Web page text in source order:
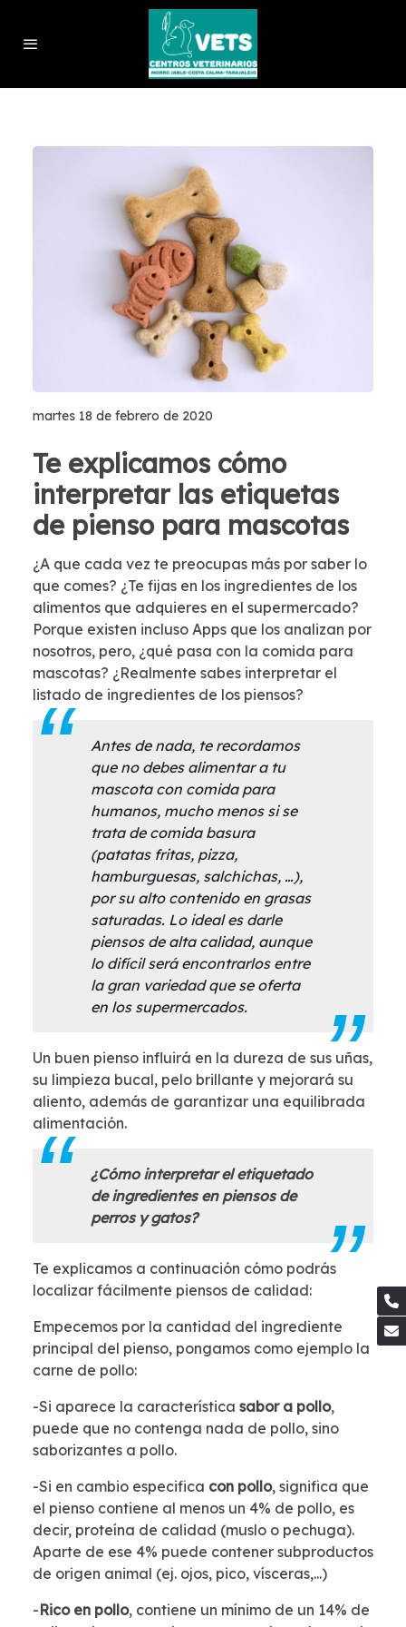
martes 18 de febrero de 2020
Te explicamos cómo
interpretar las etiquetas
de pienso para mascotas
¿A que cada vez te preocupas más por saber lo
que comes? ¿Te fijas en los ingredientes de los
alimentos que adquieres en el supermercado?
Porque existen incluso Apps que los analizan por
nosotros, pero, ¿qué pasa con la comida para
mascotas? ¿Realmente sabes interpretar el
listado de ingredientes de los piensos?
Antes de nada, te recordamos
que no debes alimentar a tu
mascota con comida para
humanos, mucho menos si se
trata de comida basura
(patatas fritas, pizza,
hamburguesas, salchichas, …),
por su alto contenido en grasas
saturadas. Lo ideal es darle
piensos de alta calidad, aunque
lo difícil será encontrarlos entre
la gran variedad que se oferta
en los supermercados.
Un buen pienso influirá en la dureza de sus uñas,
su limpieza bucal, pelo brillante y mejorará su
aliento, además de garantizar una equilibrada
alimentación.
¿Cómo interpretar el etiquetado
de ingredientes en piensos de
perros y gatos?
Te explicamos a continuación cómo podrás
localizar fácilmente piensos de calidad:
Empecemos por la cantidad del ingrediente
principal del pienso, pongamos como ejemplo la
carne de pollo:
-Si aparece la característica sabor a pollo,
puede que no contenga nada de pollo, sino
saborizantes a pollo.
-Si en cambio especifica con pollo, significa que
el pienso contiene al menos un 4% de pollo, es
decir, proteína de calidad (muslo o pechuga).
Aparte de ese 4% puede contener subproductos
de origen animal (ej. ojos, pico, vísceras,...)
-Rico en pollo, contiene un mínimo de un 14% de